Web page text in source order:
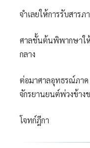
จำเลยให้การรับสารภ
ศาลชั้นต้นพิพากษาใ
กลาง
ต่อมาศาลอุทธรณ์ภ
จักรยานยนต์พ่วงข้าง
โจทก์ฎีกา